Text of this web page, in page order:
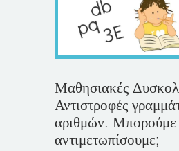
Μαθησιακές
Αντιστροφές
αριθμών. Μπορούμε
αντιμετωπίσουμε;